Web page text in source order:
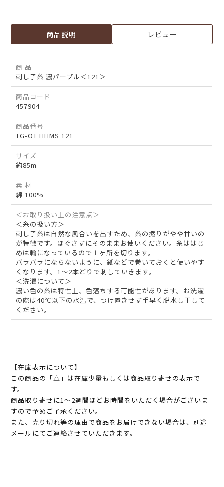
商品説明 レビュー
商 品
刺し子糸 濃パープル＜121＞
商品コード
457904
商品番号
TG-OT HHMS 121
サイズ
約85m
素 材
綿 100%
＜お取り扱い上の注意点＞
＜糸の扱い方＞
刺し子糸は自然な風合いを出すため、糸の撚りがやや甘いの
が特徴です。ほぐさずにそのままお使いください。糸ははじ
めは輪になっているので１ヶ所を切ります。
バラバラにならないように、紙などで巻いておくと使いやす
くなります。1～2本どりで刺していきます。
＜洗濯について＞
濃い色の糸は特性上、色落ちする可能性があります。お洗濯
の際は40℃以下の水温で、つけ置きせず手早く脱水し干して
ください。
【在庫表示について】
この商品の「△」は在庫少量もしくは商品取り寄せの表示で
す。
商品取り寄せに1～2週間ほどお時間をいただく場合がございま
すので予めご了承ください。
また、売り切れ等の理由で商品をお届けできない場合は、別途
メールにてご連絡させていただきます。